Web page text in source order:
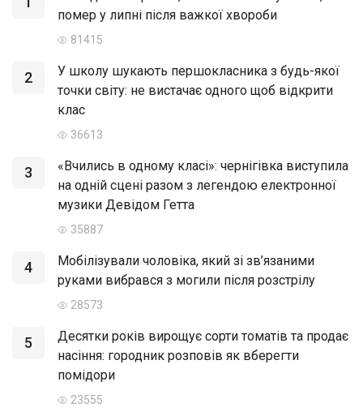
помер у липні після важкої хвороби
81415
2
У школу шукають першокласника з будь-якої
точки світу: не вистачає одного щоб відкрити
клас
36613
3
«Вчились в одному класі»: чернігівка виступила
на одній сцені разом з легендою електронної
музики Девідом Гетта
35887
4
Мобілізували чоловіка, який зі зв’язаними
руками вибрався з могили після розстрілу
28573
5
Десятки років вирощує сорти томатів та продає
насіння: городник розповів як вберегти
помідори
23555